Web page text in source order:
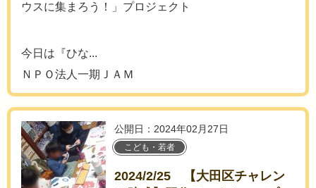
ウスに集まろう！」プロジェクト
今日は『ひな...
ＮＰＯ法人一期ＪＡＭ
公開日：2024年02月27日
こども・若者
2024/2/25 【大田区チャレン